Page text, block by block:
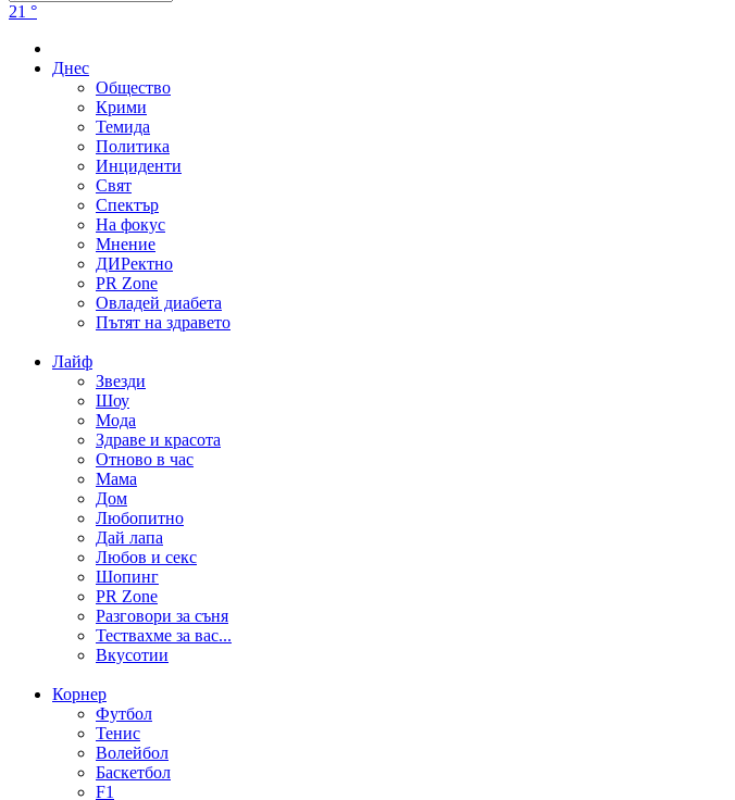
21 °
Днес
Общество
Крими
Темида
Политика
Инциденти
Свят
Спектър
На фокус
Мнение
ДИРектно
PR Zone
Овладей диабета
Пътят на здравето
Лайф
Звезди
Шоу
Мода
Здраве и красота
Отново в час
Мама
Дом
Любопитно
Дай лапа
Любов и секс
Шопинг
PR Zone
Разговори за съня
Тествахме за вас...
Вкусотии
Корнер
Футбол
Тенис
Волейбол
Баскетбол
F1